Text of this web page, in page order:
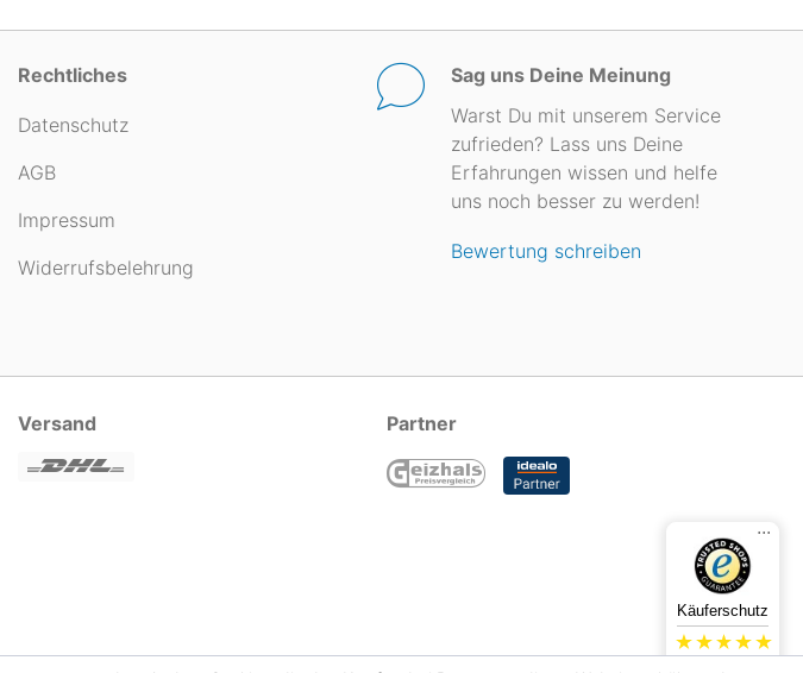
Rechtliches
Datenschutz
AGB
Impressum
Widerrufsbelehrung
Sag uns Deine Meinung
Warst Du mit unserem Service
zufrieden? Lass uns Deine
Erfahrungen wissen und helfe
uns noch besser zu werden!
Bewertung schreiben
Versand Partner
...
Käuferschutz